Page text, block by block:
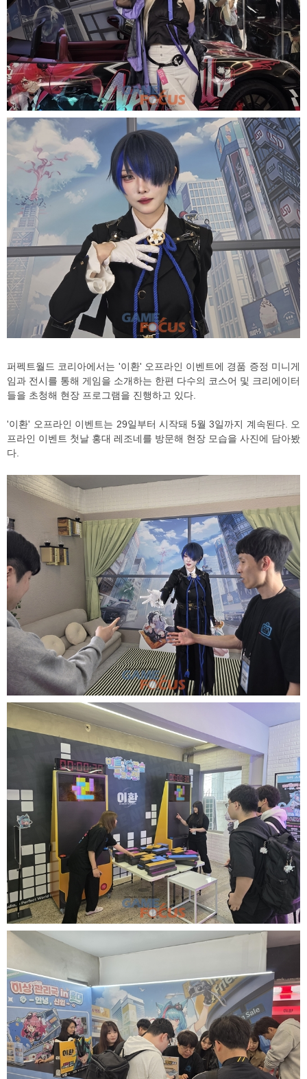
퍼펙트월드 코리아에서는 '이환' 오프라인 이벤트에 경품 증정 미니게
임과 전시를 통해 게임을 소개하는 한편 다수의 코스어 및 크리에이터
들을 초청해 현장 프로그램을 진행하고 있다.
'이환' 오프라인 이벤트는 29일부터 시작돼 5월 3일까지 계속된다. 오
프라인 이벤트 첫날 홍대 레조네를 방문해 현장 모습을 사진에 담아봤
다.